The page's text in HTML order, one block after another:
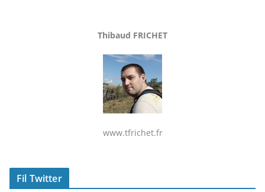
Thibaud FRICHET
www.tfrichet.fr
Fil Twitter